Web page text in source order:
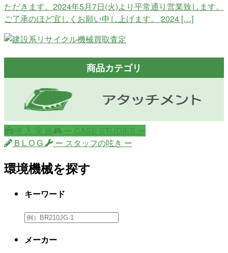
ただきます。2024年5月7日(火)より平常通り営業致します。
ご了承のほど宜しくお願い申し上げます。 2024 […]
商品カテゴリ
導 入 実 績
ー CASE STUDIES ー
B L O G
ー スタッフの呟き ー
環境機械を探す
キーワード
メーカー